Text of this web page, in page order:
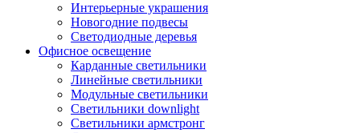
Интерьерные украшения
Новогодние подвесы
Светодиодные деревья
Офисное освещение
Карданные светильники
Линейные светильники
Модульные светильники
Светильники downlight
Светильники армстронг